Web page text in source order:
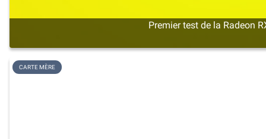
Premier test de la Radeon
CARTE MÈRE